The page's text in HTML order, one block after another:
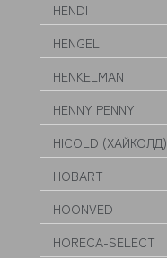
HENDI
HENGEL
HENKELMAN
HENNY PENNY
HICOLD (ХАЙКОЛД)
HOBART
HOONVED
HORECA-SELECT